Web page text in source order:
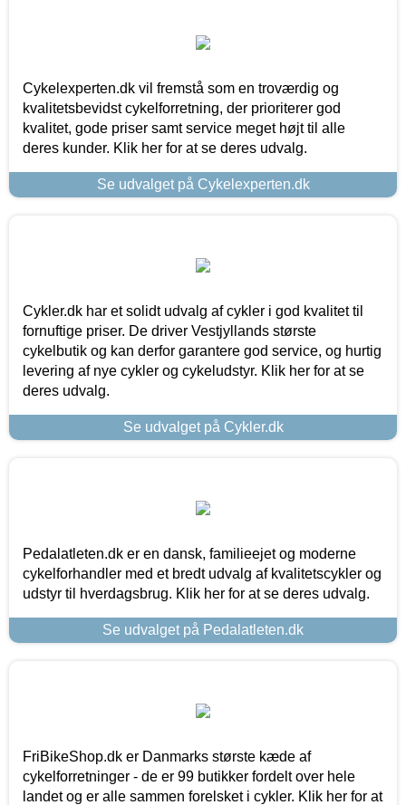
Cykelexperten.dk vil fremstå som en troværdig og
kvalitetsbevidst cykelforretning, der prioriterer god
kvalitet, gode priser samt service meget højt til alle
deres kunder. Klik her for at se deres udvalg.
Se udvalget på Cykelexperten.dk
Cykler.dk har et solidt udvalg af cykler i god kvalitet til
fornuftige priser. De driver Vestjyllands største
cykelbutik og kan derfor garantere god service, og hurtig
levering af nye cykler og cykeludstyr. Klik her for at se
deres udvalg.
Se udvalget på Cykler.dk
Pedalatleten.dk er en dansk, familieejet og moderne
cykelforhandler med et bredt udvalg af kvalitetscykler og
udstyr til hverdagsbrug. Klik her for at se deres udvalg.
Se udvalget på Pedalatleten.dk
FriBikeShop.dk er Danmarks største kæde af
cykelforretninger - de er 99 butikker fordelt over hele
landet og er alle sammen forelsket i cykler. Klik her for at